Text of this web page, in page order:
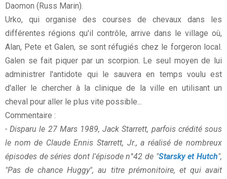
Daomon (Russ Marin).
Urko, qui organise des courses de chevaux dans les
différentes régions qu'il contrôle, arrive dans le village où,
Alan, Pete et Galen, se sont réfugiés chez le forgeron local.
Galen se fait piquer par un scorpion. Le seul moyen de lui
administrer l'antidote qui le sauvera en temps voulu est
d'aller le chercher à la clinique de la ville en utilisant un
cheval pour aller le plus vite possible...
Commentaire :
- Disparu le 27 Mars 1989, Jack Starrett, parfois crédité sous
le nom de Claude Ennis Starrett, Jr., a réalisé de nombreux
épisodes de séries dont l'épisode n°42 de "Starsky et Hutch",
"Pas de chance Huggy", au titre prémonitoire, et qui avait